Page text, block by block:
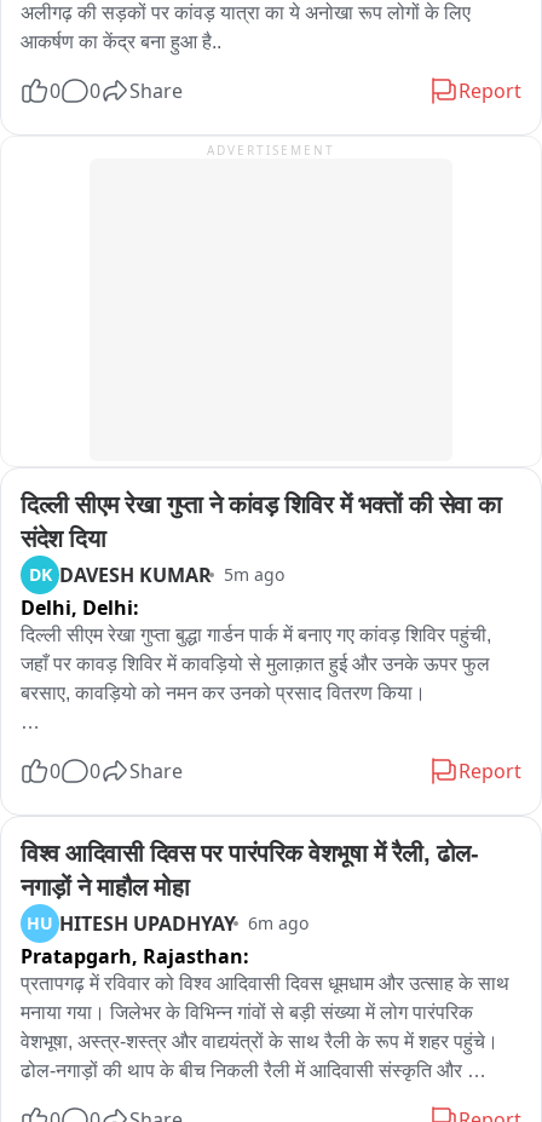
अलीगढ़ की सड़कों पर कांवड़ यात्रा का ये अनोखा रूप लोगों के लिए
आकर्षण का केंद्र बना हुआ है..
0 0 Share Report
ADVERTISEMENT
दिल्ली सीएम रेखा गुप्ता ने कांवड़ शिविर में भक्तों की सेवा का
संदेश दिया
DK DAVESH KUMAR 5m ago
Delhi, Delhi:
दिल्ली सीएम रेखा गुप्ता बुद्धा गार्डन पार्क में बनाए गए कांवड़ शिविर पहुंची,
जहाँ पर कावड़ शिविर में कावड़ियो से मुलाक़ात हुई और उनके ऊपर फुल
बरसाए, कावड़ियो को नमन कर उनको प्रसाद वितरण किया।
सरकार और दिल्ली के लोगो को कावड़ियो की सेवा करने का मौका मिला।
पहले परमिशन समय पर नहीं मिल पाती थी, बीजेपी की सरकार बनी हमने तय
किया की कावड़ समिति को परेशानी नहीं होने देगें, पहले निवेदन समिति
करती थी सुविधा नहीं मिल पाती थी। अब कावड़ समिति को परेशानी नहीं
है।
सफाई व्यवस्था समेत सभी व्यवस्थाएँ सरकार ने अपने ऊपर ली है, 1200
यूनिट फ्री बिजली की व्यवस्था की गई
समिति पैसा कावड़ियो पर खर्च करे, हमारे लिए यह मेमोंटे और पटके की
0 0 Share Report
विश्व आदिवासी दिवस पर पारंपरिक वेशभूषा में रैली, ढोल-
नगाड़ों ने माहौल मोहा
HU HITESH UPADHYAY 6m ago
Pratapgarh, Rajasthan:
प्रतापगढ़ में रविवार को विश्व आदिवासी दिवस धूमधाम और उत्साह के साथ
मनाया गया। जिलेभर के विभिन्न गांवों से बड़ी संख्या में लोग पारंपरिक
वेशभूषा, अस्त्र-शस्त्र और वाद्ययंत्रों के साथ रैली के रूप में शहर पहुंचे।
ढोल-नगाड़ों की थाप के बीच निकली रैली में आदिवासी संस्कृति और